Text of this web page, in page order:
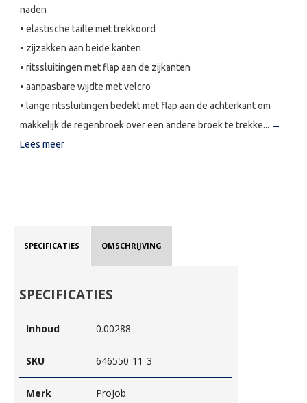
naden
• elastische taille met trekkoord
• zijzakken aan beide kanten
• ritssluitingen met flap aan de zijkanten
• aanpasbare wijdte met velcro
• lange ritssluitingen bedekt met flap aan de achterkant om
makkelijk de regenbroek over een andere broek te trekke... →
Lees meer
SPECIFICATIES OMSCHRIJVING
SPECIFICATIES
Inhoud 0.00288
SKU 646550-11-3
Merk ProJob